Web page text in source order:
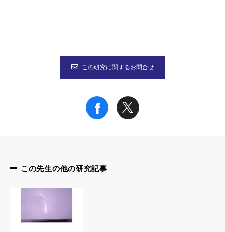
平均的に見ると、一つの観測拠点では冬季全体で1-2回の雷事
本研究では、雷雲から生ずるガンマ線イメージングに成功しま
この研究に関するお問合せ
この先生の他の研究記事